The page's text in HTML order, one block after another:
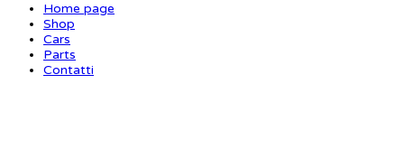
Home page
Shop
Cars
Parts
Contatti